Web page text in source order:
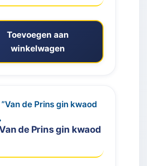
Toevoegen aan
winkelwagen
de Prins gin kwaod